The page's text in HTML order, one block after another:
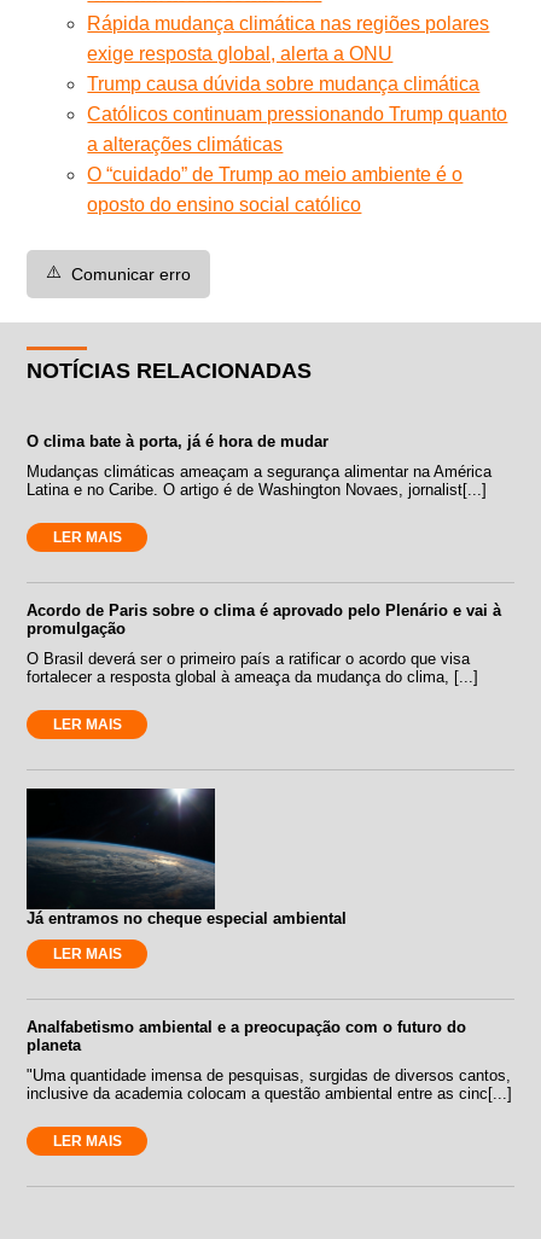
Rápida mudança climática nas regiões polares
exige resposta global, alerta a ONU
Trump causa dúvida sobre mudança climática
Católicos continuam pressionando Trump quanto
a alterações climáticas
O “cuidado” de Trump ao meio ambiente é o
oposto do ensino social católico
⚠️ Comunicar erro
NOTÍCIAS RELACIONADAS
O clima bate à porta, já é hora de mudar
Mudanças climáticas ameaçam a segurança alimentar na América
Latina e no Caribe. O artigo é de Washington Novaes, jornalist[...]
LER MAIS
Acordo de Paris sobre o clima é aprovado pelo Plenário e vai à
promulgação
O Brasil deverá ser o primeiro país a ratificar o acordo que visa
fortalecer a resposta global à ameaça da mudança do clima, [...]
LER MAIS
Já entramos no cheque especial ambiental
LER MAIS
Analfabetismo ambiental e a preocupação com o futuro do
planeta
"Uma quantidade imensa de pesquisas, surgidas de diversos cantos,
inclusive da academia colocam a questão ambiental entre as cinc[...]
LER MAIS